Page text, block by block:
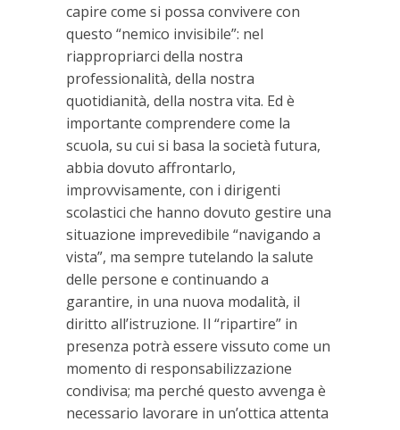
capire come si possa convivere con
questo “nemico invisibile”: nel
riappropriarci della nostra
professionalità, della nostra
quotidianità, della nostra vita. Ed è
importante comprendere come la
scuola, su cui si basa la società futura,
abbia dovuto affrontarlo,
improvvisamente, con i dirigenti
scolastici che hanno dovuto gestire una
situazione imprevedibile “navigando a
vista”, ma sempre tutelando la salute
delle persone e continuando a
garantire, in una nuova modalità, il
diritto all’istruzione. Il “ripartire” in
presenza potrà essere vissuto come un
momento di responsabilizzazione
condivisa; ma perché questo avvenga è
necessario lavorare in un’ottica attenta